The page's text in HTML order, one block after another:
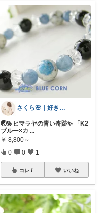
さくら🌸｜好きなものを集める主婦ROO
🌏💫ヒマラヤの青い奇跡✨ 「K2
ブルー×カ ...
￥ 8,800～
0 0 1
コレ いいね